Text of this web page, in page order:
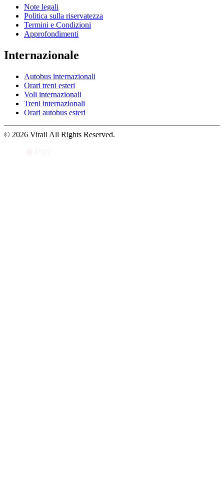
Note legali
Politica sulla riservatezza
Termini e Condizioni
Approfondimenti
Internazionale
Autobus internazionali
Orari treni esteri
Voli internazionali
Treni internazionali
Orari autobus esteri
© 2026 Virail All Rights Reserved.